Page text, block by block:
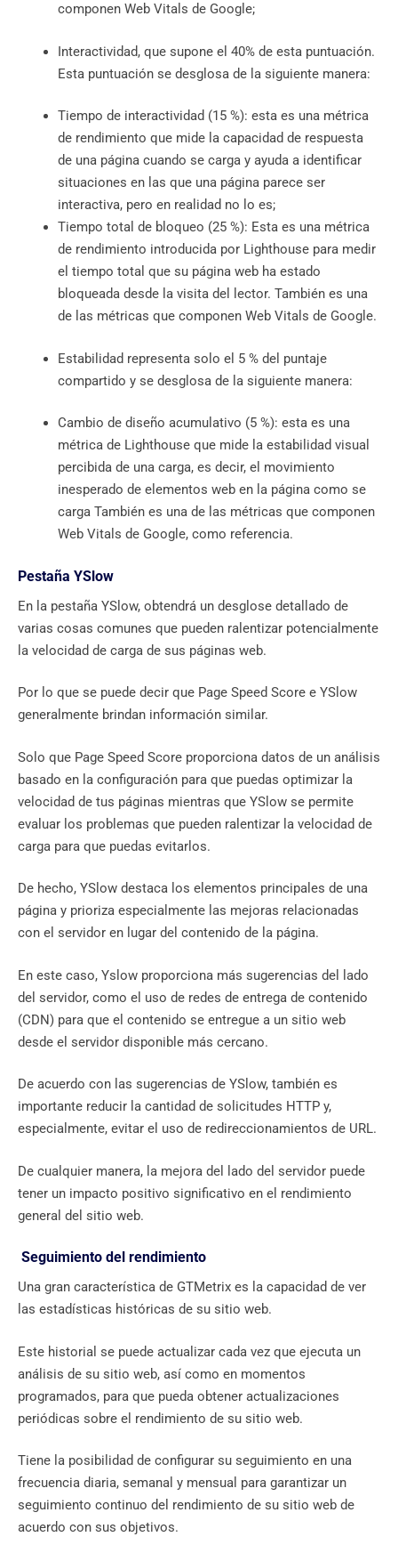
componen Web Vitals de Google;
Interactividad, que supone el 40% de esta puntuación.
Esta puntuación se desglosa de la siguiente manera:
Tiempo de interactividad (15 %): esta es una métrica
de rendimiento que mide la capacidad de respuesta
de una página cuando se carga y ayuda a identificar
situaciones en las que una página parece ser
interactiva, pero en realidad no lo es;
Tiempo total de bloqueo (25 %): Esta es una métrica
de rendimiento introducida por Lighthouse para medir
el tiempo total que su página web ha estado
bloqueada desde la visita del lector. También es una
de las métricas que componen Web Vitals de Google.
Estabilidad representa solo el 5 % del puntaje
compartido y se desglosa de la siguiente manera:
Cambio de diseño acumulativo (5 %): esta es una
métrica de Lighthouse que mide la estabilidad visual
percibida de una carga, es decir, el movimiento
inesperado de elementos web en la página como se
carga También es una de las métricas que componen
Web Vitals de Google, como referencia.
Pestaña YSlow
En la pestaña YSlow, obtendrá un desglose detallado de
varias cosas comunes que pueden ralentizar potencialmente
la velocidad de carga de sus páginas web.
Por lo que se puede decir que Page Speed ​​Score e YSlow
generalmente brindan información similar.
Solo que Page Speed ​​Score proporciona datos de un análisis
basado en la configuración para que puedas optimizar la
velocidad de tus páginas mientras que YSlow se permite
evaluar los problemas que pueden ralentizar la velocidad de
carga para que puedas evitarlos.
De hecho, YSlow destaca los elementos principales de una
página y prioriza especialmente las mejoras relacionadas
con el servidor en lugar del contenido de la página.
En este caso, Yslow proporciona más sugerencias del lado
del servidor, como el uso de redes de entrega de contenido
(CDN) para que el contenido se entregue a un sitio web
desde el servidor disponible más cercano.
De acuerdo con las sugerencias de YSlow, también es
importante reducir la cantidad de solicitudes HTTP y,
especialmente, evitar el uso de redireccionamientos de URL.
De cualquier manera, la mejora del lado del servidor puede
tener un impacto positivo significativo en el rendimiento
general del sitio web.
Seguimiento del rendimiento
Una gran característica de GTMetrix es la capacidad de ver
las estadísticas históricas de su sitio web.
Este historial se puede actualizar cada vez que ejecuta un
análisis de su sitio web, así como en momentos
programados, para que pueda obtener actualizaciones
periódicas sobre el rendimiento de su sitio web.
Tiene la posibilidad de configurar su seguimiento en una
frecuencia diaria, semanal y mensual para garantizar un
seguimiento continuo del rendimiento de su sitio web de
acuerdo con sus objetivos.